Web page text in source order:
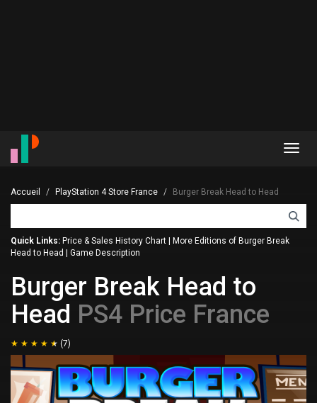
Accueil PlayStation 4 Store France Burger Break Head to Head
Quick Links: Price & Sales History Chart
More Editions of Burger Break
Head to Head
Game Description
Burger Break Head to
Head PS4 Price France
(7)